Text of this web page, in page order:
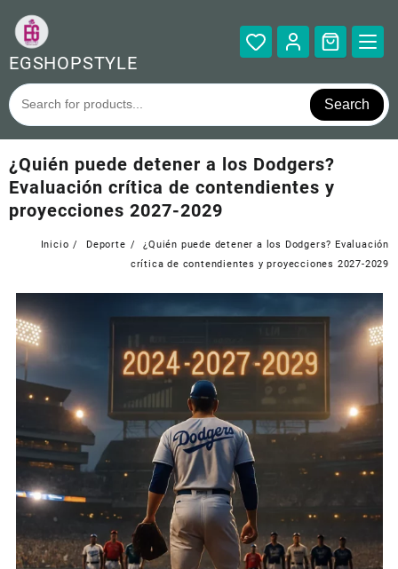
contenido
EGSHOPSTYLE
Search
¿Quién puede detener a los Dodgers?
Evaluación crítica de contendientes y
proyecciones 2027-2029
Inicio Deporte
¿Quién puede detener a los Dodgers? Evaluación
crítica de contendientes y proyecciones 2027-2029